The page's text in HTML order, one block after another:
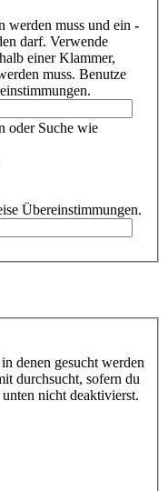
werden muss und ein -
darf. Verwende
einer Klammer,
muss. Benutze
oder Suche wie
Übereinstimmungen.
denen gesucht werden
durchsucht, sofern du
nicht deaktivierst.